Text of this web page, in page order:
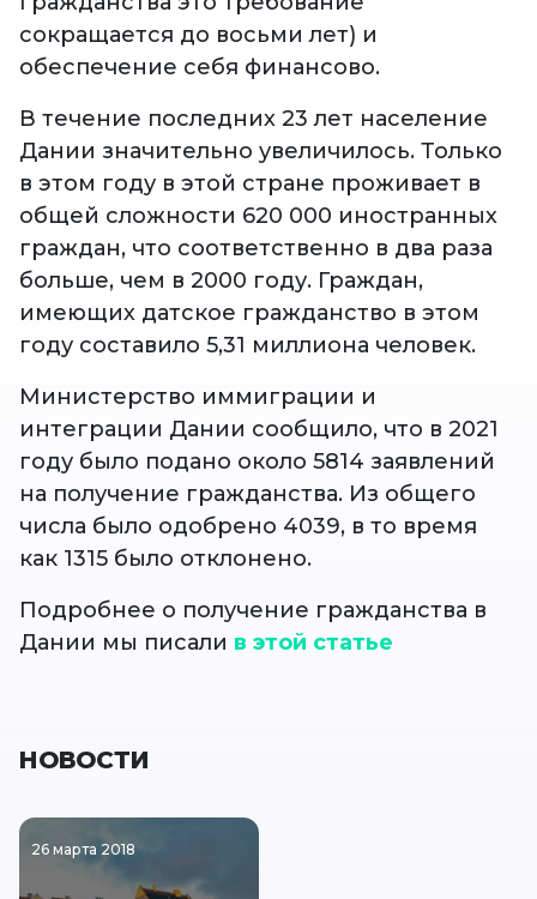
сокращается до восьми лет) и
обеспечение себя финансово.
В течение последних 23 лет население
Дании значительно увеличилось. Только
в этом году в этой стране проживает в
общей сложности 620 000 иностранных
граждан, что соответственно в два раза
больше, чем в 2000 году. Граждан,
имеющих датское гражданство в этом
году составило 5,31 миллиона человек.
Министерство иммиграции и
интеграции Дании сообщило, что в 2021
году было подано около 5814 заявлений
на получение гражданства. Из общего
числа было одобрено 4039, в то время
как 1315 было отклонено.
Подробнее о получение гражданства в
Дании мы писали в этой статье
НОВОСТИ
26 марта 2018